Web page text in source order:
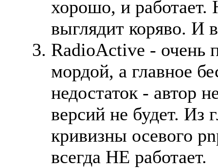
хорошо, и работает.
выглядит коряво. И
RadioActive - очень
мордой, а главное
недостаток - автор
версий не будет. Из
кривизны осевого
всегда HЕ работает.